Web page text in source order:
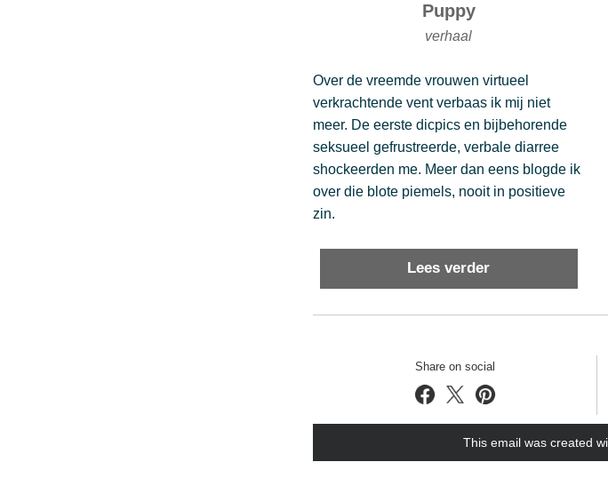
Puppy
verhaal
Over de vreemde vrouwen virtueel
verkrachtende vent verbaas ik mij niet
meer. De eerste dicpics en bijbehorende
seksueel gefrustreerde, verbale diarree
shockeerden me. Meer dan eens blogde ik
over die blote piemels, nooit in positieve
zin.
Lees verder
Share on social
This email was created